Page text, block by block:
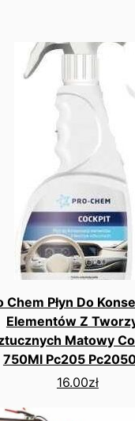
Chem Płyn Do
Elementów Z
Matowy
750Ml Pc205
16.00zł